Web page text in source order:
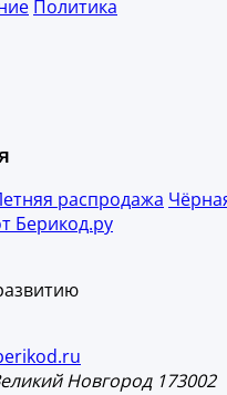
Политика
распродажа
Берикод.ру
Новгород 173002